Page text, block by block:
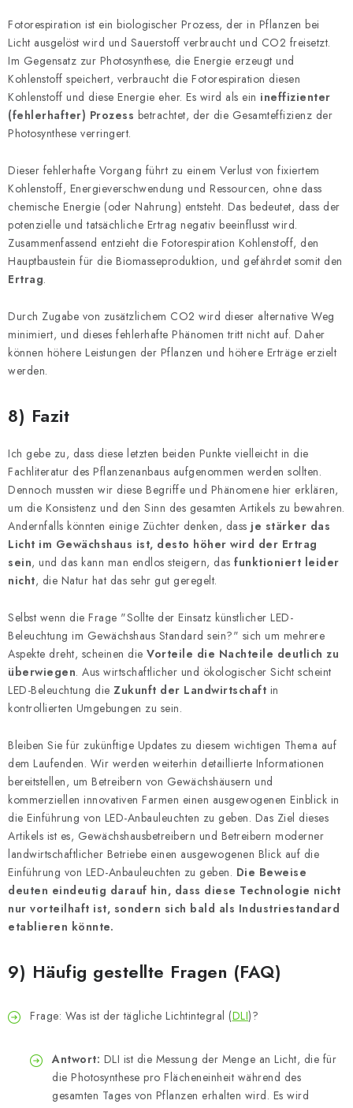
Fotorespiration ist ein biologischer Prozess, der in Pflanzen bei
Licht ausgelöst wird und Sauerstoff verbraucht und CO2 freisetzt.
Im Gegensatz zur Photosynthese, die Energie erzeugt und
Kohlenstoff speichert, verbraucht die Fotorespiration diesen
Kohlenstoff und diese Energie eher. Es wird als ein ineffizienter
(fehlerhafter) Prozess betrachtet, der die Gesamteffizienz der
Photosynthese verringert.
Dieser fehlerhafte Vorgang führt zu einem Verlust von fixiertem
Kohlenstoff, Energieverschwendung und Ressourcen, ohne dass
chemische Energie (oder Nahrung) entsteht. Das bedeutet, dass der
potenzielle und tatsächliche Ertrag negativ beeinflusst wird.
Zusammenfassend entzieht die Fotorespiration Kohlenstoff, den
Hauptbaustein für die Biomasseproduktion, und gefährdet somit den
Ertrag.
Durch Zugabe von zusätzlichem CO2 wird dieser alternative Weg
minimiert, und dieses fehlerhafte Phänomen tritt nicht auf. Daher
können höhere Leistungen der Pflanzen und höhere Erträge erzielt
werden.
8) Fazit
Ich gebe zu, dass diese letzten beiden Punkte vielleicht in die
Fachliteratur des Pflanzenanbaus aufgenommen werden sollten.
Dennoch mussten wir diese Begriffe und Phänomene hier erklären,
um die Konsistenz und den Sinn des gesamten Artikels zu bewahren.
Andernfalls könnten einige Züchter denken, dass je stärker das
Licht im Gewächshaus ist, desto höher wird der Ertrag
sein, und das kann man endlos steigern, das funktioniert leider
nicht, die Natur hat das sehr gut geregelt.
Selbst wenn die Frage "Sollte der Einsatz künstlicher LED-
Beleuchtung im Gewächshaus Standard sein?" sich um mehrere
Aspekte dreht, scheinen die Vorteile die Nachteile deutlich zu
überwiegen. Aus wirtschaftlicher und ökologischer Sicht scheint
LED-Beleuchtung die Zukunft der Landwirtschaft in
kontrollierten Umgebungen zu sein.
Bleiben Sie für zukünftige Updates zu diesem wichtigen Thema auf
dem Laufenden. Wir werden weiterhin detaillierte Informationen
bereitstellen, um Betreibern von Gewächshäusern und
kommerziellen innovativen Farmen einen ausgewogenen Einblick in
die Einführung von LED-Anbauleuchten zu geben. Das Ziel dieses
Artikels ist es, Gewächshausbetreibern und Betreibern moderner
landwirtschaftlicher Betriebe einen ausgewogenen Blick auf die
Einführung von LED-Anbauleuchten zu geben. Die Beweise
deuten eindeutig darauf hin, dass diese Technologie nicht
nur vorteilhaft ist, sondern sich bald als Industriestandard
etablieren könnte.
9) Häufig gestellte Fragen (FAQ)
Frage: Was ist der tägliche Lichtintegral (DLI)?
Antwort: DLI ist die Messung der Menge an Licht, die für
die Photosynthese pro Flächeneinheit während des
gesamten Tages von Pflanzen erhalten wird. Es wird